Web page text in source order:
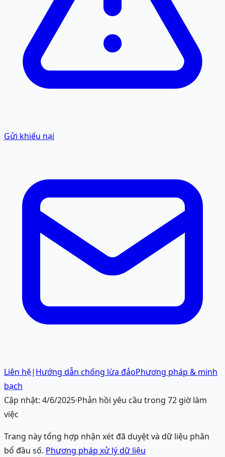
Gửi khiếu nại
Liên hệ| Hướng dẫn chống lừa đảoPhương pháp & minh
bạch
Cập nhật: 4/6/2025·Phản hồi yêu cầu trong 72 giờ làm
việc
Trang này tổng hợp nhận xét đã duyệt và dữ liệu phân
bổ đầu số. Phương pháp xử lý dữ liệu